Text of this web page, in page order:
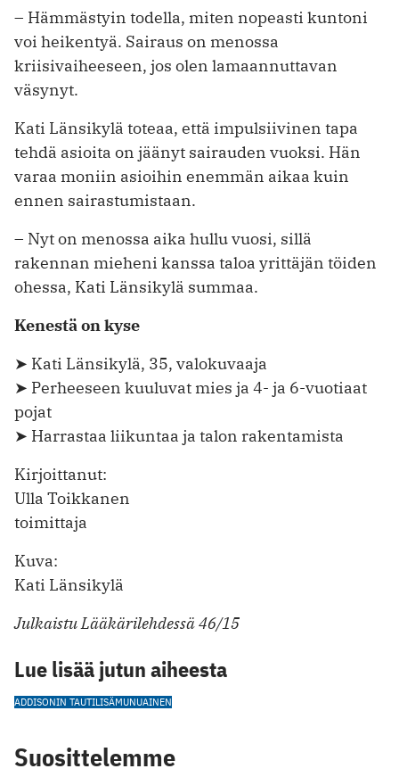
– Hämmästyin todella, miten nopeasti kuntoni
voi heikentyä. Sairaus on menossa
kriisivaiheeseen, jos olen lamaannuttavan
väsynyt.
Kati Länsikylä toteaa, että impulsiivinen tapa
tehdä asioita on jäänyt sairauden vuoksi. Hän
varaa moniin asioihin enemmän aikaa kuin
ennen sairastumistaan.
– Nyt on menossa aika hullu vuosi, sillä
rakennan mieheni kanssa taloa yrittäjän töiden
ohessa, Kati Länsikylä summaa.
Kenestä on kyse
➤ Kati Länsikylä, 35, valokuvaaja
➤ Perheeseen kuuluvat mies ja 4- ja 6-vuotiaat
pojat
➤ Harrastaa liikuntaa ja talon rakentamista
Kirjoittanut:
Ulla Toikkanen
toimittaja
Kuva:
Kati Länsikylä
Julkaistu Lääkärilehdessä 46/15
Lue lisää jutun aiheesta
ADDISONIN TAUTILISÄMUNUAINEN
Suosittelemme